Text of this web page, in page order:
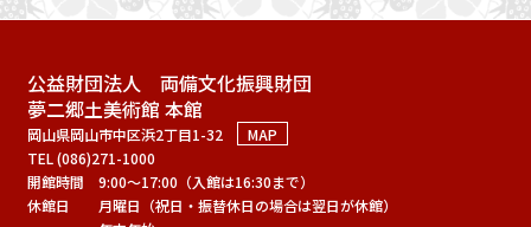
公益財団法人 両備文化振興財団
夢二郷土美術館 本館
岡山県岡山市中区浜2丁目1-32
MAP
TEL (086)271-1000
開館時間
9:00～17:00（入館は16:30まで）
休館日
月曜日（祝日・振替休日の場合は翌日が休館）